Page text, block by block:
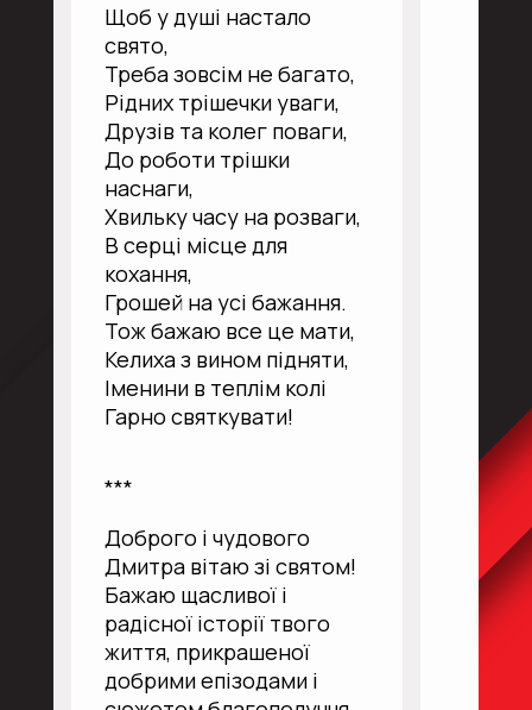
Щоб у душі настало
свято,
Треба зовсім не багато,
Рідних трішечки уваги,
Друзів та колег поваги,
До роботи трішки
наснаги,
Хвильку часу на розваги,
В серці місце для
кохання,
Грошей на усі бажання.
Тож бажаю все це мати,
Келиха з вином підняти,
Іменини в теплім колі
Гарно святкувати!
***
Доброго і чудового
Дмитра вітаю зі святом!
Бажаю щасливої і
радісної історії твого
життя, прикрашеної
добрими епізодами і